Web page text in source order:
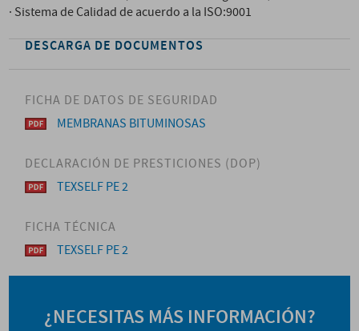
· Sistema de Calidad de acuerdo a la ISO:9001
DESCARGA DE DOCUMENTOS
FICHA DE DATOS DE SEGURIDAD
MEMBRANAS BITUMINOSAS
DECLARACIÓN DE PRESTICIONES (DOP)
TEXSELF PE 2
FICHA TÉCNICA
TEXSELF PE 2
¿NECESITAS MÁS INFORMACIÓN?